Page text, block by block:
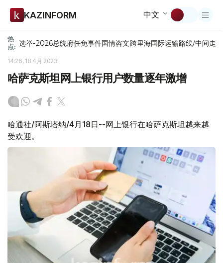
KAZINFORM 中文
热
点: 选举-2026总统府任免事件国情咨文跨里海国际运输路线/中间走廊
14:26, 18 4月 2023
哈萨克斯坦网上银行用户数量逐年激增
哈通社/阿斯塔纳/4月18日--网上银行在哈萨克斯坦越来越
受欢迎。